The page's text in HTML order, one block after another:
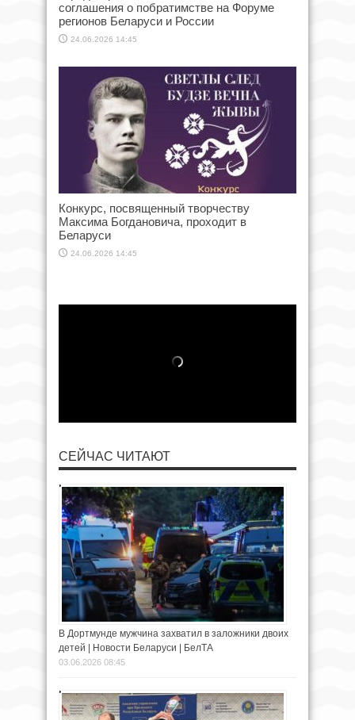
соглашения о побратимстве на Форуме
регионов Беларуси и России
24.06.2026 14:45
Конкурс, посвященный творчеству
Максима Богдановича, проходит в
Беларуси
24.06.2026 14:45
СЕЙЧАС ЧИТАЮТ
В Дортмунде мужчина захватил в заложники двоих
детей | Новости Беларуси | БелТА
03.06.2026 08:45